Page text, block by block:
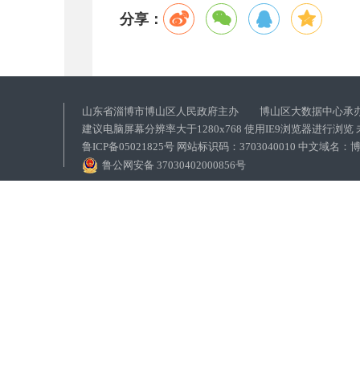
分享：
山东省淄博市博山区人民政府主办 博山区大数据中心承
建议电脑屏幕分辨率大于1280x768 使用IE9浏览器进行浏览
鲁ICP备05021825号 网站标识码：3703040010 中文域名：
鲁公网安备 37030402000856号